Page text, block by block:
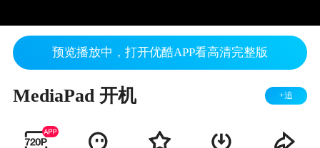
预览播放中，打开优酷APP看高清完整版
MediaPad 开机 +追